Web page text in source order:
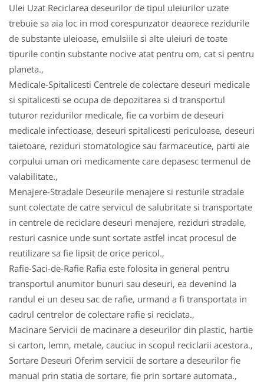
Ulei Uzat Reciclarea deseurilor de tipul uleiurilor uzate
trebuie sa aia loc in mod corespunzator deaorece rezidurile
de substante uleioase, emulsiile si alte uleiuri de toate
tipurile contin substante nocive atat pentru om, cat si pentru
planeta.,
Medicale-Spitalicesti Centrele de colectare deseuri medicale
si spitalicesti se ocupa de depozitarea si d transportul
tuturor rezidurilor medicale, fie ca vorbim de deseuri
medicale infectioase, deseuri spitalicesti periculoase, deseuri
taietoare, reziduri stomatologice sau farmaceutice, parti ale
corpului uman ori medicamente care depasesc termenul de
valabilitate.,
Menajere-Stradale Deseurile menajere si resturile stradale
sunt colectate de catre servicul de salubritate si transportate
in centrele de reciclare deseuri menajere, reziduri stradale,
resturi casnice unde sunt sortate astfel incat procesul de
reutilizare sa fie lipsit de orice pericol.,
Rafie-Saci-de-Rafie Rafia este folosita in general pentru
transportul anumitor bunuri sau deseuri, ea devenind la
randul ei un deseu sac de rafie, urmand a fi transportata in
cadrul centrelor de colectare rafie si reciclata.,
Macinare Servicii de macinare a deseurilor din plastic, hartie
si carton, lemn, metale, cauciuc in scopul reciclarii acestora.,
Sortare Deseuri Oferim servicii de sortare a deseurilor fie
manual prin statia de sortare, fie prin sortare automata.,